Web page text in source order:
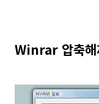
Winrar 압축해